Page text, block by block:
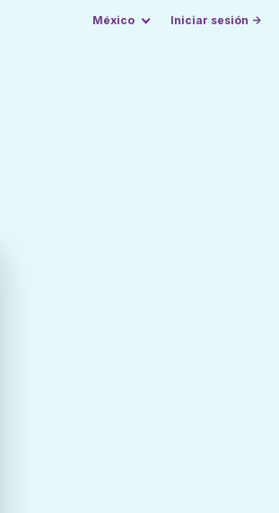
México Iniciar sesión →